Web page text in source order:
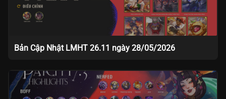
Bản Cập Nhật LMHT 26.11 ngày 28/05/2026